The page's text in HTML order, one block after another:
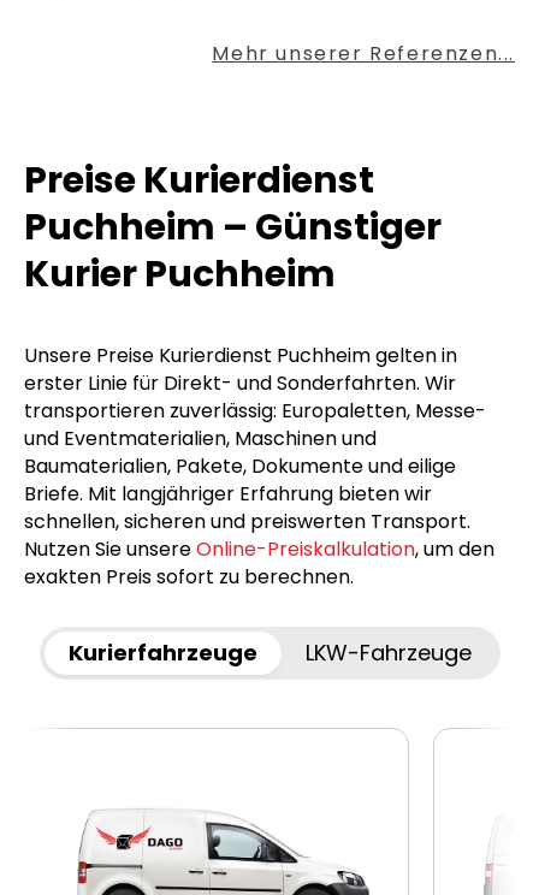
Mehr unserer Referenzen...
Preise Kurierdienst
Puchheim – Günstiger
Kurier Puchheim
Unsere Preise Kurierdienst Puchheim gelten in
erster Linie für Direkt- und Sonderfahrten. Wir
transportieren zuverlässig: Europaletten, Messe-
und Eventmaterialien, Maschinen und
Baumaterialien, Pakete, Dokumente und eilige
Briefe. Mit langjähriger Erfahrung bieten wir
schnellen, sicheren und preiswerten Transport.
Nutzen Sie unsereOnline-Preiskalkulation, um den
exakten Preis sofort zu berechnen.
Kurierfahrzeuge LKW-Fahrzeuge